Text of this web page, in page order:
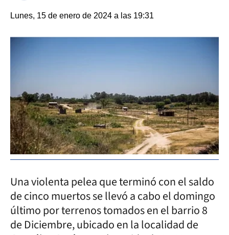
Lunes, 15 de enero de 2024 a las 19:31
Una violenta pelea que terminó con el saldo
de cinco muertos se llevó a cabo el domingo
último por terrenos tomados en el barrio 8
de Diciembre, ubicado en la localidad de